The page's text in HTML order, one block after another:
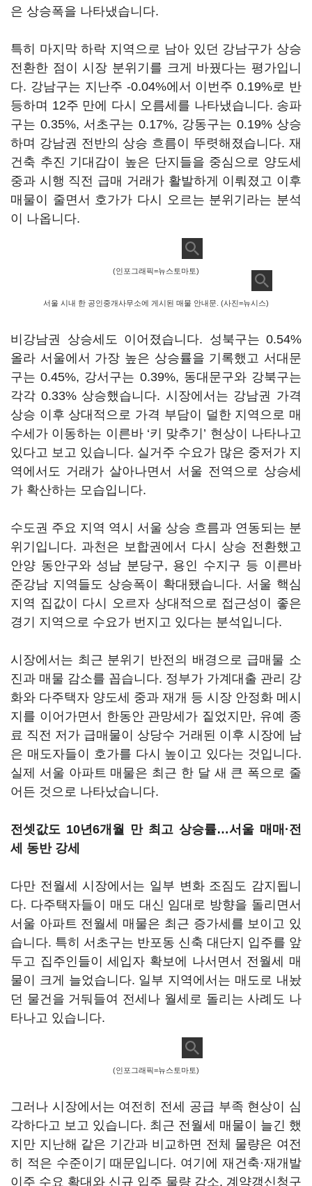
은 상승폭을 나타냈습니다.
특히 마지막 하락 지역으로 남아 있던 강남구가 상승
전환한 점이 시장 분위기를 크게 바꿨다는 평가입니
다. 강남구는 지난주 -0.04%에서 이번주 0.19%로 반
등하며 12주 만에 다시 오름세를 나타냈습니다. 송파
구는 0.35%, 서초구는 0.17%, 강동구는 0.19% 상승
하며 강남권 전반의 상승 흐름이 뚜렷해졌습니다. 재
건축 추진 기대감이 높은 단지들을 중심으로 양도세
중과 시행 직전 급매 거래가 활발하게 이뤄졌고 이후
매물이 줄면서 호가가 다시 오르는 분위기라는 분석
이 나옵니다.
(인포그래픽=뉴스토마토)
서울 시내 한 공인중개사무소에 게시된 매물 안내문. (사진=뉴시스)
비강남권 상승세도 이어졌습니다. 성북구는 0.54%
올라 서울에서 가장 높은 상승률을 기록했고 서대문
구는 0.45%, 강서구는 0.39%, 동대문구와 강북구는
각각 0.33% 상승했습니다. 시장에서는 강남권 가격
상승 이후 상대적으로 가격 부담이 덜한 지역으로 매
수세가 이동하는 이른바 ‘키 맞추기’ 현상이 나타나고
있다고 보고 있습니다. 실거주 수요가 많은 중저가 지
역에서도 거래가 살아나면서 서울 전역으로 상승세
가 확산하는 모습입니다.
수도권 주요 지역 역시 서울 상승 흐름과 연동되는 분
위기입니다. 과천은 보합권에서 다시 상승 전환했고
안양 동안구와 성남 분당구, 용인 수지구 등 이른바
준강남 지역들도 상승폭이 확대됐습니다. 서울 핵심
지역 집값이 다시 오르자 상대적으로 접근성이 좋은
경기 지역으로 수요가 번지고 있다는 분석입니다.
시장에서는 최근 분위기 반전의 배경으로 급매물 소
진과 매물 감소를 꼽습니다. 정부가 가계대출 관리 강
화와 다주택자 양도세 중과 재개 등 시장 안정화 메시
지를 이어가면서 한동안 관망세가 짙었지만, 유예 종
료 직전 저가 급매물이 상당수 거래된 이후 시장에 남
은 매도자들이 호가를 다시 높이고 있다는 것입니다.
실제 서울 아파트 매물은 최근 한 달 새 큰 폭으로 줄
어든 것으로 나타났습니다.
전셋값도 10년6개월 만 최고 상승률…서울 매매·전
세 동반 강세
다만 전월세 시장에서는 일부 변화 조짐도 감지됩니
다. 다주택자들이 매도 대신 임대로 방향을 돌리면서
서울 아파트 전월세 매물은 최근 증가세를 보이고 있
습니다. 특히 서초구는 반포동 신축 대단지 입주를 앞
두고 집주인들이 세입자 확보에 나서면서 전월세 매
물이 크게 늘었습니다. 일부 지역에서는 매도로 내놨
던 물건을 거둬들여 전세나 월세로 돌리는 사례도 나
타나고 있습니다.
(인포그래픽=뉴스토마토)
그러나 시장에서는 여전히 전세 공급 부족 현상이 심
각하다고 보고 있습니다. 최근 전월세 매물이 늘긴 했
지만 지난해 같은 기간과 비교하면 전체 물량은 여전
히 적은 수준이기 때문입니다. 여기에 재건축·재개발
이주 수요 확대와 신규 입주 물량 감소, 계약갱신청구